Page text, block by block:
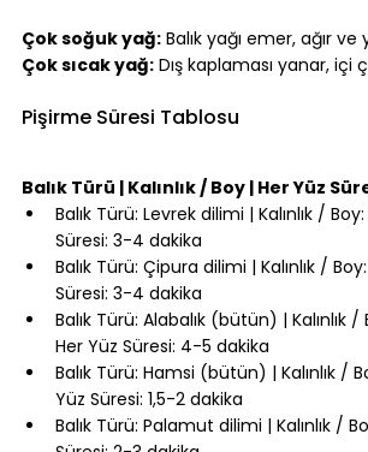
Çok soğuk yağ: Balık yağı emer, ağır ve
Çok sıcak yağ: Dış kaplaması yanar, içi
Pişirme Süresi Tablosu
Balık Türü | Kalınlık / Boy | Her Yüz
Balık Türü: Levrek dilimi | Kalınlık /
Süresi: 3-4 dakika
Balık Türü: Çipura dilimi | Kalınlık /
Süresi: 3-4 dakika
Balık Türü: Alabalık (bütün) | Kalınlık
Her Yüz Süresi: 4-5 dakika
Balık Türü: Hamsi (bütün) | Kalınlık /
Yüz Süresi: 1,5-2 dakika
Balık Türü: Palamut dilimi | Kalınlık /